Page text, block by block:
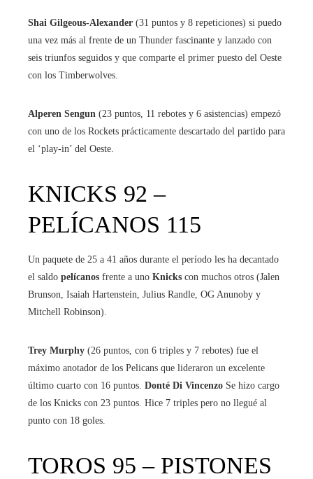
Shai Gilgeous-Alexander (31 puntos y 8 repeticiones) si puedo
una vez más al frente de un Thunder fascinante y lanzado con
seis triunfos seguidos y que comparte el primer puesto del Oeste
con los Timberwolves.
Alperen Sengun (23 puntos, 11 rebotes y 6 asistencias) empezó
con uno de los Rockets prácticamente descartado del partido para
el ‘play-in’ del Oeste.
KNICKS 92 –
PELÍCANOS 115
Un paquete de 25 a 41 años durante el período les ha decantado
el saldo pelícanos frente a uno Knicks con muchos otros (Jalen
Brunson, Isaiah Hartenstein, Julius Randle, OG Anunoby y
Mitchell Robinson).
Trey Murphy (26 puntos, con 6 triples y 7 rebotes) fue el
máximo anotador de los Pelicans que lideraron un excelente
último cuarto con 16 puntos. Donté Di Vincenzo Se hizo cargo
de los Knicks con 23 puntos. Hice 7 triples pero no llegué al
punto con 18 goles.
TOROS 95 – PISTONES